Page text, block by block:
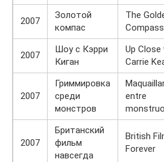
2007
Золотой
компас
The
Compass
2007
Шоу с Кэрри
Киган
Up Close
Carrie
2007
Гриммировка
среди
монстров
entre
2007
Британский
фильм
навсегда
British
Forever